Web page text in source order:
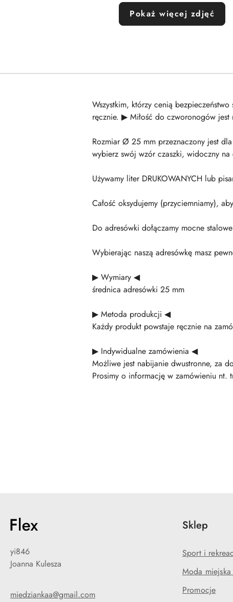
Pokaż więcej zdjęć
Wszystkim, którzy cenią
ręcznie. ▶ Miłość do czworonogów jest
Rozmiar Ø 25 mm przeznaczony jest
wybierz swój wzór czaszki, widoczny
Używamy liter DRUKOWANYCH lub
Całość oksydujemy (przyciemniamy),
Do adresówki dołączamy mocne
Wybierając naszą adresówkę masz
▶ Wymiary ◀
średnica adresówki 25 mm
▶ Metoda produkcji ◀
Każdy produkt powstaje ręcznie na
▶ Indywidualne zamówienia ◀
Możliwe jest nabijanie dwustronne, za
Prosimy o informację w zamówieniu nt.
yi846
Joanna Kulesza
miedziankaa@gmail.com
Sklep
Sport i
Moda
Promocje